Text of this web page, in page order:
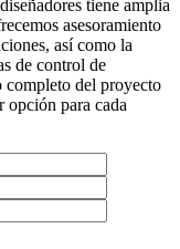
tiene amplia
asesoramiento
así como la
de control de
completo del proyecto
opción para cada